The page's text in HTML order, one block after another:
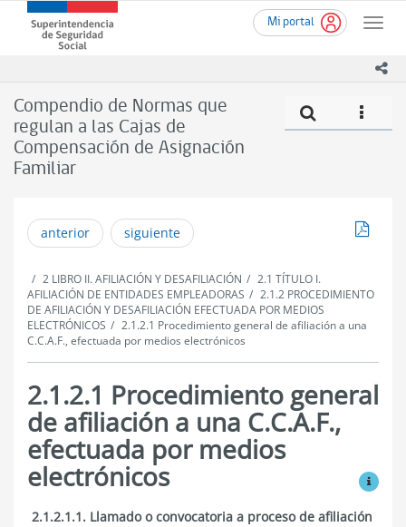
contenido
Mi portal
Toggle
Superintendencia
de
(SUSESO)
-
Gobierno
de
Chile
Compendio de Normas que
regulan a las Cajas de
Compensación de Asignación
Familiar
icono
anterior siguiente
2 LIBRO II. AFILIACIÓN Y DESAFILIACIÓN
2.1 TÍTULO I.
AFILIACIÓN DE ENTIDADES EMPLEADORAS
2.1.2 PROCEDIMIENTO
DE AFILIACIÓN Y DESAFILIACIÓN EFECTUADA POR MEDIOS
ELECTRÓNICOS
2.1.2.1 Procedimiento general de afiliación a una
C.C.A.F., efectuada por medios electrónicos
2.1.2.1 Procedimiento general
de afiliación a una C.C.A.F.,
efectuada por medios
electrónicos Ver
2.1.2.1
2.1.2.1.1. Llamado o convocatoria a proceso de afiliación